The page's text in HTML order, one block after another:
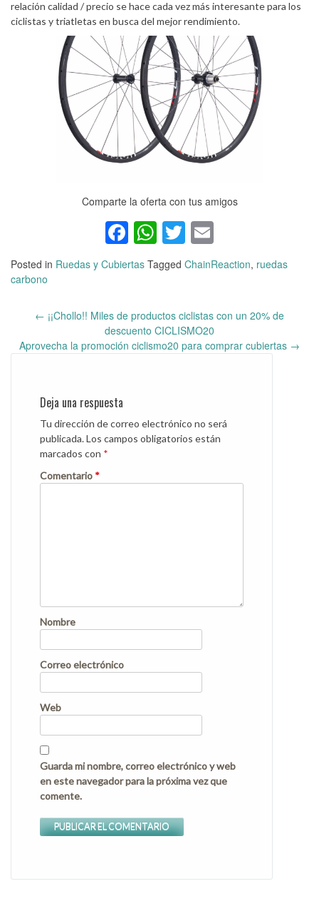
relación calidad / precio se hace cada vez más interesante para los
ciclistas y triatletas en busca del mejor rendimiento.
Comparte la oferta con tus amigos
Facebook
WhatsApp
Twitter
Posted in Ruedas y Cubiertas Tagged ChainReaction, ruedas
carbono
navigation
← ¡¡Chollo!! Miles de productos ciclistas con un 20% de
descuento CICLISMO20
Aprovecha la promoción ciclismo20 para comprar cubiertas →
Deja una respuesta
Tu dirección de correo electrónico no será
publicada.Los campos obligatorios están
marcados con *
Comentario *
Nombre
Correo electrónico
Web
Guarda mi nombre, correo electrónico y web
en este navegador para la próxima vez que
comente.